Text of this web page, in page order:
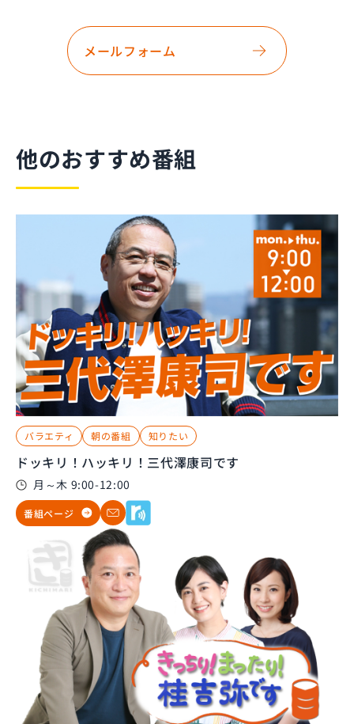
メールフォーム
他のおすすめ番組
バラエティ 朝の番組 知りたい
ドッキリ！ハッキリ！三代澤康司です
月～木 9:00-12:00
番組ページ